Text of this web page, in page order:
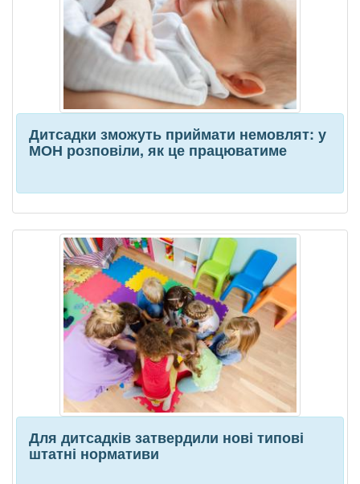
Дитсадки зможуть приймати немовлят: у
МОН розповіли, як це працюватиме
Для дитсадків затвердили нові типові
штатні нормативи